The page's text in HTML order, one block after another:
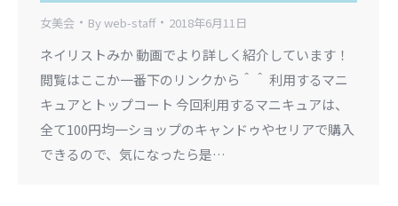
女美会 Byweb-staff 2018年6月11日
ネイリストみか 動画でより詳しく紹介しています！
閲覧はここか一番下のリンクから＾＾ 利用するマニ
キュアとトップコート 今回利用するマニキュアは、
全て100円均一ショップのキャンドゥやセリアで購入
できるので、気になったら是…